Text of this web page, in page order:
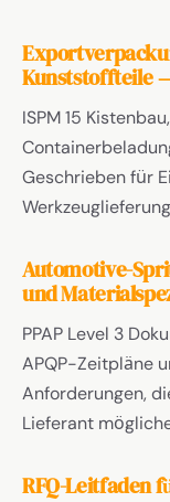
Kunststoffteile
ISPM 15
Geschrieben für
Automotive-
und
PPAP Level 3
APQP-Zeitpläne
Anforderungen,
Lieferant
RFQ-Leitfaden